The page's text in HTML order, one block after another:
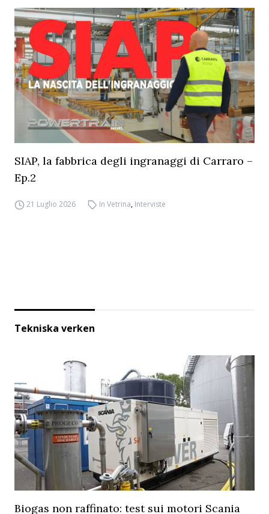
SIAP, la fabbrica degli ingranaggi di Carraro –
Ep.2
21 Luglio 2026 In Vetrina, Interviste
Tekniska verken
Biogas non raffinato: test sui motori Scania